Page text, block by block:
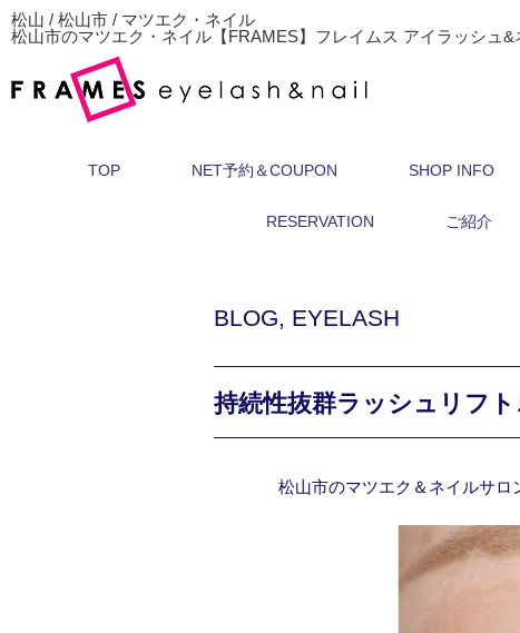
松山 / 松山市 / マツエク・ネイル
松山市のマツエク・ネイル【FRAMES】フレイムス アイラッシュ&
TOP NET予約＆COUPON SHOP INFO
RESERVATION ご紹介
BLOG, EYELASH
持続性抜群ラッシュリフト
松山市のマツエク＆ネイルサロ